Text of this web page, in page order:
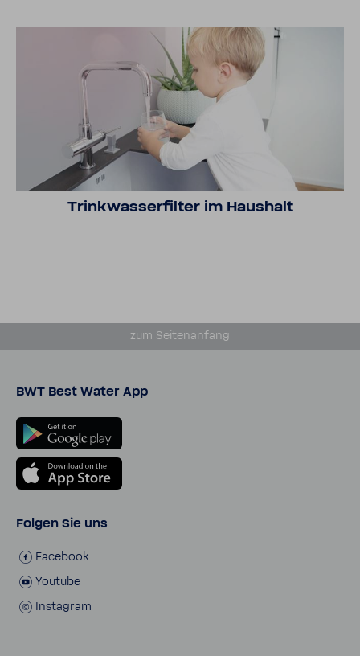
Trink­was­ser­filter im Haus­halt
zum Seiten­an­fang
BWT Best Water App
Folgen Sie uns
Face­book
Youtube
Insta­gram